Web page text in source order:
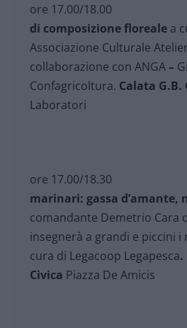
ore 17.00/
di composizione floreale a
Associazione Culturale
collaborazione con ANGA –
Confagricoltura. Calata G.B.
Laboratori
ore 17.00/
marinari: gassa d’amante,
comandante Demetrio Cara
insegnerà a grandi e piccini
cura di Legacoop Legapesca.
Civica Piazza De Amicis